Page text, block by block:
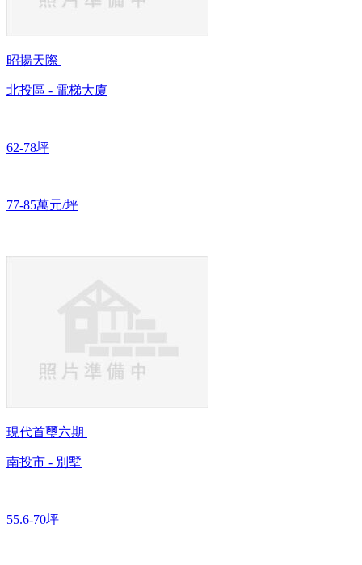
昭揚天際
北投區 - 電梯大廈
62-78坪
77-85萬元/坪
現代首璽六期
南投市 - 別墅
55.6-70坪